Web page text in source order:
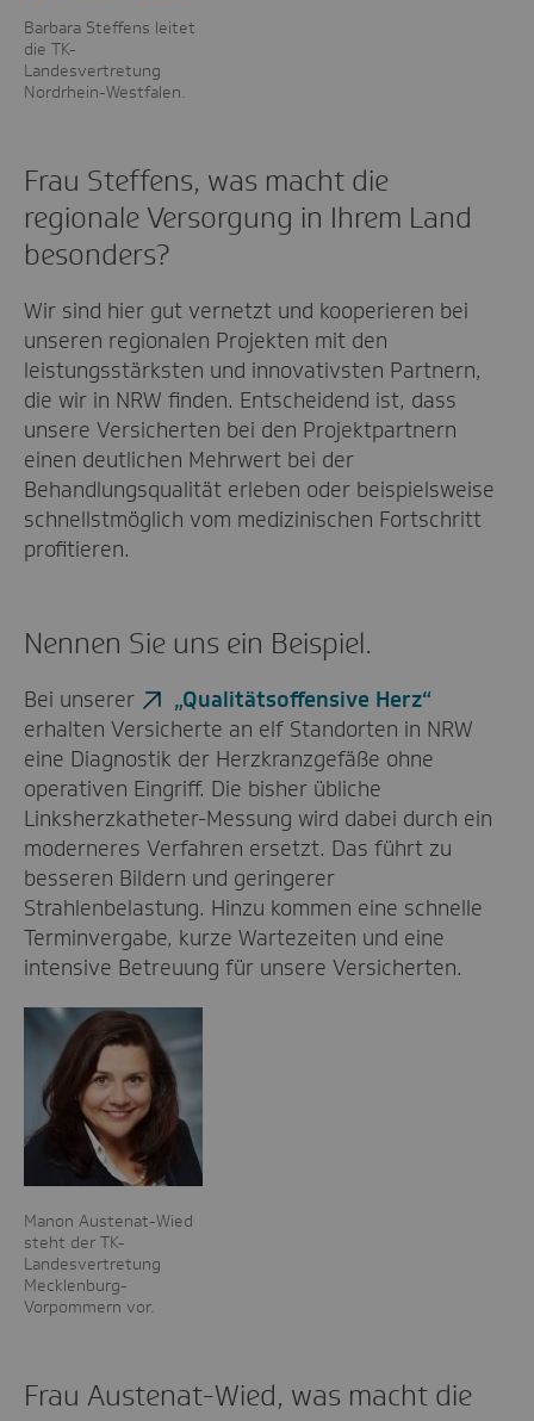
Barbara Steffens leitet
die TK-
Landesvertretung
Nordrhein-Westfalen.
Frau Steffens, was macht die
regionale Versorgung in Ihrem Land
besonders?
Wir sind hier gut vernetzt und kooperieren bei
unseren regionalen Projekten mit den
leistungsstärksten und innovativsten Partnern,
die wir in NRW finden. Entscheidend ist, dass
unsere Versicherten bei den Projektpartnern
einen deutlichen Mehrwert bei der
Behandlungsqualität erleben oder beispielsweise
schnellstmöglich vom medizinischen Fortschritt
profitieren.
Nennen Sie uns ein Beispiel.
Bei unserer
„Qualitätsoffensive Herz“
erhalten Versicherte an elf Standorten in NRW
eine Diagnostik der Herzkranzgefäße ohne
operativen Eingriff. Die bisher übliche
Linksherzkatheter-Messung wird dabei durch ein
moderneres Verfahren ersetzt. Das führt zu
besseren Bildern und geringerer
Strahlenbelastung. Hinzu kommen eine schnelle
Terminvergabe, kurze Wartezeiten und eine
intensive Betreuung für unsere Versicherten.
Manon Austenat-Wied
steht der TK-
Landesvertretung
Mecklenburg-
Vorpommern vor.
Frau Austenat-Wied, was macht die